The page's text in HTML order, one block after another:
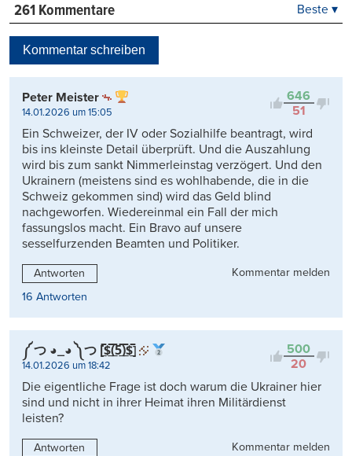
261 Kommentare
Kontrovers
Beste ▾
Kommentar schreiben
646
51
Peter Meister
14.01.2026 um 15:05
Ein Schweizer, der IV oder Sozialhilfe beantragt, wird
bis ins kleinste Detail überprüft. Und die Auszahlung
wird bis zum sankt Nimmerleinstag verzögert. Und den
Ukrainern (meistens sind es wohlhabende, die in die
Schweiz gekommen sind) wird das Geld blind
nachgeworfen. Wiedereinmal ein Fall der mich
fassungslos macht. Ein Bravo auf unsere
sesselfurzenden Beamten und Politiker.
Antworten
Kommentar melden
16 Antworten
500
20
༼ つ ◕_◕ ༽つ [̲̅$̲̅(̲̅5̲̅)̲̅$̲̅]
14.01.2026 um 18:42
Die eigentliche Frage ist doch warum die Ukrainer hier
sind und nicht in ihrer Heimat ihren Militärdienst
leisten?
Antworten
Kommentar melden